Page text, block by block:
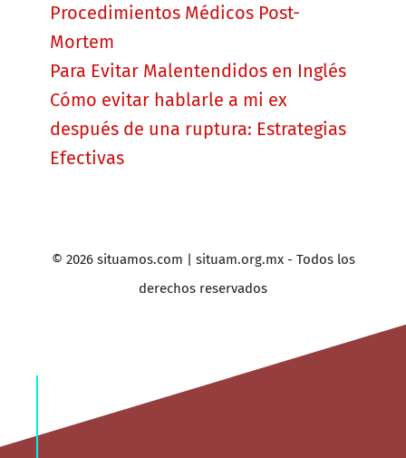
Procedimientos Médicos Post-
Mortem
Para Evitar Malentendidos en Inglés
Cómo evitar hablarle a mi ex
después de una ruptura: Estrategias
Efectivas
© 2026 situamos.com | situam.org.mx - Todos los
derechos reservados